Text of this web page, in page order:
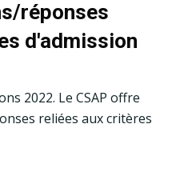
réponses
d'admission
2022. Le CSAP offre
reliées aux critères